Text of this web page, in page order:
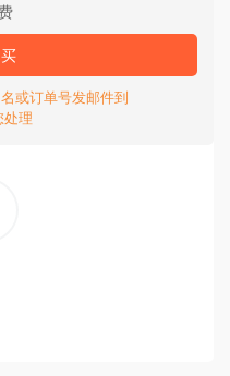
或订单号发邮件到
理